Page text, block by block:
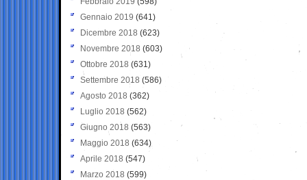
Gennaio 2019 (641)
Dicembre 2018 (623)
Novembre 2018 (603)
Ottobre 2018 (631)
Settembre 2018 (586)
Agosto 2018 (362)
Luglio 2018 (562)
Giugno 2018 (563)
Maggio 2018 (634)
Aprile 2018 (547)
Marzo 2018 (599)